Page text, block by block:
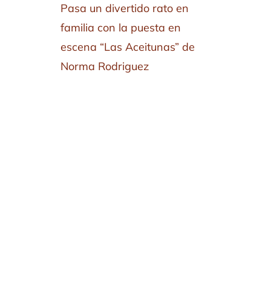
Pasa un divertido rato en
familia con la puesta en
escena “Las Aceitunas” de
Norma Rodriguez